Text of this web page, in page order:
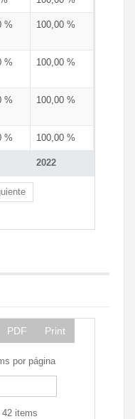
2022
% 100,00 %
% 100,00 %
% 100,00 %
% 100,00 %
PDF Print
por página
42 items